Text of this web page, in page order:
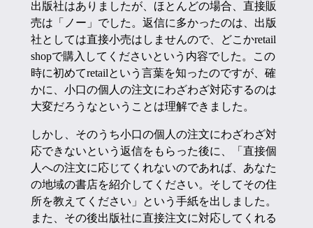
出版社はありましたが、ほとんどの場合、直接販
売は「ノー」でした。返信に多かったのは、出版
社としては直接小売はしませんので、どこかretail
shopで購入してくださいという内容でした。この
時に初めてretailという言葉を知ったのですが、確
かに、小口の個人の注文にわざわざ対応するのは
大変だろうなということは理解できました。
しかし、そのうち小口の個人の注文にわざわざ対
応できないという返信をもらった後に、「直接個
人への注文に応じてくれないのであれば、あなた
の地域の書店を紹介してください。そしてその住
所を教えてください」という手紙を出しました。
また、その後出版社に直接注文に対応してくれる